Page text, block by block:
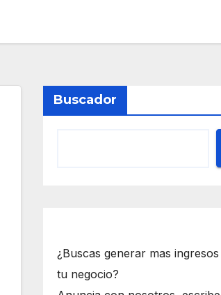
Buscador
¿Buscas generar mas
tu negocio?